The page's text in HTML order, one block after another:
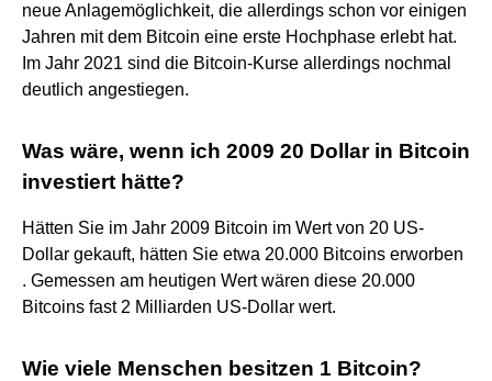
neue Anlagemöglichkeit, die allerdings schon vor einigen
Jahren mit dem Bitcoin eine erste Hochphase erlebt hat.
Im Jahr 2021 sind die Bitcoin-Kurse allerdings nochmal
deutlich angestiegen.
Was wäre, wenn ich 2009 20 Dollar in Bitcoin
investiert hätte?
Hätten Sie im Jahr 2009 Bitcoin im Wert von 20 US-
Dollar gekauft, hätten Sie etwa 20.000 Bitcoins erworben
. Gemessen am heutigen Wert wären diese 20.000
Bitcoins fast 2 Milliarden US-Dollar wert.
Wie viele Menschen besitzen 1 Bitcoin?